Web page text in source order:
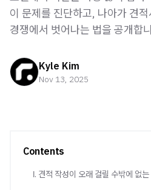
이 문제를 진단하고, 나아가 견
경쟁에서 벗어나는 법을 공개합
Kyle Kim
Nov 13, 2025
Contents
Ⅰ. 견적 작성이 오래 걸릴 수밖에 없